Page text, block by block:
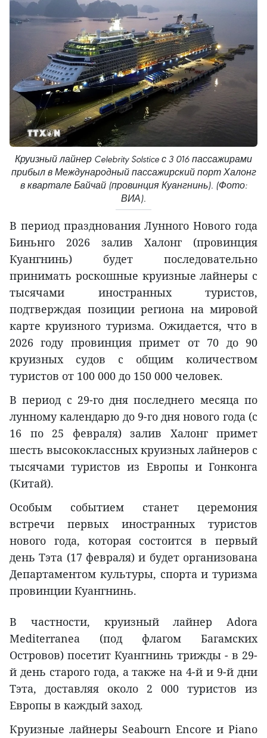
Круизный лайнер Celebrity Solstice с 3 016 пассажирами
прибыл в Международный пассажирский порт Халонг
в квартале Байчай (провинция Куангнинь). (Фото:
ВИА).
В период празднования Лунного Нового года
Биньнго 2026 залив Халонг (провинция
Куангнинь) будет последовательно
принимать роскошные круизные лайнеры с
тысячами иностранных туристов,
подтверждая позиции региона на мировой
карте круизного туризма. Ожидается, что в
2026 году провинция примет от 70 до 90
круизных судов с общим количеством
туристов от 100 000 до 150 000 человек.
В период с 29-го дня последнего месяца по
лунному календарю до 9-го дня нового года (с
16 по 25 февраля) залив Халонг примет
шесть высококлассных круизных лайнеров с
тысячами туристов из Европы и Гонконга
(Китай).
Особым событием станет церемония
встречи первых иностранных туристов
нового года, которая состоится в первый
день Тэта (17 февраля) и будет организована
Департаментом культуры, спорта и туризма
провинции Куангнинь.
В частности, круизный лайнер Adora
Mediterranea (под флагом Багамских
Островов) посетит Куангнинь трижды - в 29-
й день старого года, а также на 4-й и 9-й дни
Тэта, доставляя около 2 000 туристов из
Европы в каждый заход.
Круизные лайнеры Seabourn Encore и Piano